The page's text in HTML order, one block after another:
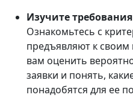
Изучите
Ознакомьтесь с
предъявляют к
вам оценить
заявки и понять,
понадобятся для ее